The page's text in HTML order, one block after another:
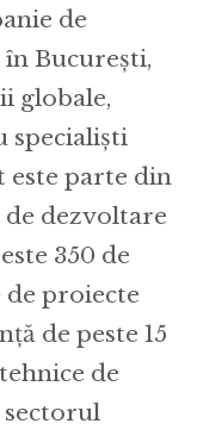
de
Bucureşti,
globale,
specialişti
este parte din
dezvoltare
350 de
de proiecte
de peste 15
de
sectorul